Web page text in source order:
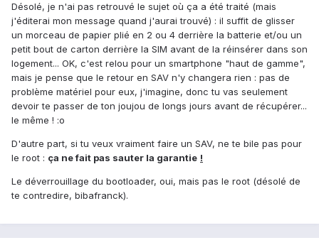
Désolé, je n'ai pas retrouvé le sujet où ça a été traité (mais
j'éditerai mon message quand j'aurai trouvé) : il suffit de glisser
un morceau de papier plié en 2 ou 4 derrière la batterie et/ou un
petit bout de carton derrière la SIM avant de la réinsérer dans son
logement... OK, c'est relou pour un smartphone "haut de gamme",
mais je pense que le retour en SAV n'y changera rien : pas de
problème matériel pour eux, j'imagine, donc tu vas seulement
devoir te passer de ton joujou de longs jours avant de récupérer...
le même ! :o
D'autre part, si tu veux vraiment faire un SAV, ne te bile pas pour
le root : ça ne fait pas sauter la garantie !
Le déverrouillage du bootloader, oui, mais pas le root (désolé de
te contredire, bibafranck).